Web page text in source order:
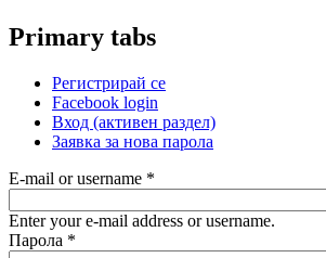
Primary tabs
Регистрирай се
Facebook login
Вход (активен раздел)
Заявка за нова парола
E-mail or username *
Enter your e-mail address or username.
Парола *